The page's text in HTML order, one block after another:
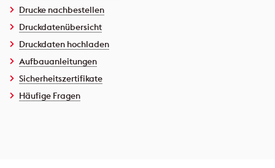
Drucke nachbestellen
Druckdatenübersicht
Druckdaten hochladen
Aufbauanleitungen
Sicherheitszertifikate
Häufige Fragen